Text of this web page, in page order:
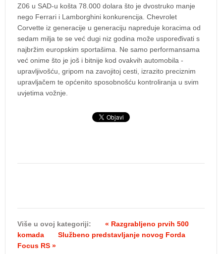
Z06 u SAD-u košta 78.000 dolara što je dvostruko manje
nego Ferrari i Lamborghini konkurencija. Chevrolet
Corvette iz generacije u generaciju napreduje koracima od
sedam milja te se već dugi niz godina može uspoređivati s
najbržim europskim sportašima. Ne samo performansama
već onime što je još i bitnije kod ovakvih automobila -
upravljivošću, gripom na zavojitoj cesti, izrazito preciznim
upravljačem te općenito sposobnošću kontroliranja u svim
uvjetima vožnje.
Više u ovoj kategoriji:
« Razgrabljeno prvih 500
komada
Službeno predstavljanje novog Forda
Focus RS »